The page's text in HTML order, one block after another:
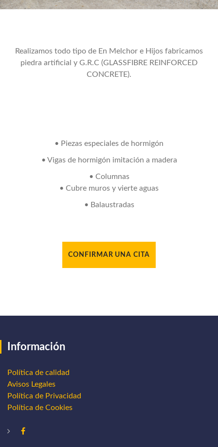
Realizamos todo tipo de En Melchor e Hijos fabricamos
piedra artificial y G.R.C (GLASSFIBRE REINFORCED
CONCRETE).
• Piezas especiales de hormigón
• Vigas de hormigón imitación a madera
• Columnas
• Cubre muros y vierte aguas
• Balaustradas
CONFIRMAR UNA CITA
Información
Política de calidad
Avisos Legales
Política de Privacidad
Política de Cookies